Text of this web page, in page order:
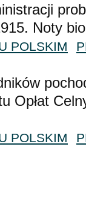
Noty
POLSKIM
Opłat
POLSKIM